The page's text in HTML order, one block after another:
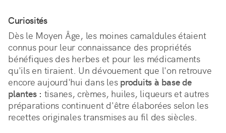
Curiosités
Dès le Moyen Âge, les moines camaldules étaient
connus pour leur connaissance des propriétés
bénéfiques des herbes et pour les médicaments
qu'ils en tiraient. Un dévouement que l'on retrouve
encore aujourd'hui dans les produits à base de
plantes : tisanes, crèmes, huiles, liqueurs et autres
préparations continuent d'être élaborées selon les
recettes originales transmises au fil des siècles.